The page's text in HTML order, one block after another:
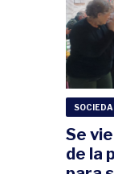
Se
de la